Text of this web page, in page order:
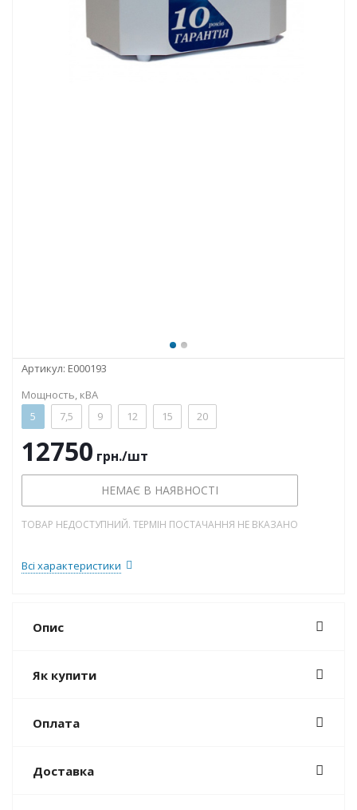
Артикул: E000193
Мощность, кВА
5
7,5 9 12 15 20
12750 грн./шт
НЕМАЄ В НАЯВНОСТІ
ТОВАР НЕДОСТУПНИЙ. ТЕРМІН ПОСТАЧАННЯ НЕ ВКАЗАНО
Всі характеристики
Опис
Як купити
Оплата
Доставка